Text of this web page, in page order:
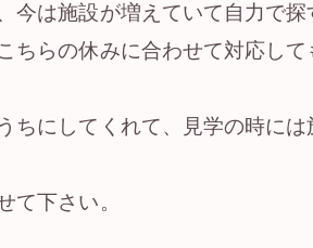
は施設が増えていて自力で探
ちらの休みに合わせて対応して
ちにしてくれて、見学の時に
て下さい。